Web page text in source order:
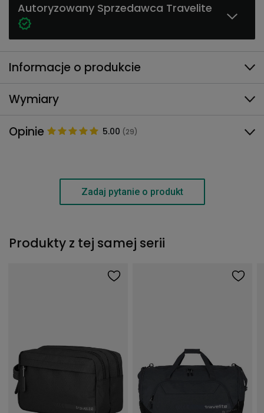
Autoryzowany Sprzedawca Travelite
Informacje o produkcie
Wymiary
Opinie 5.00 (29)
Zadaj pytanie o produkt
Produkty z tej samej serii